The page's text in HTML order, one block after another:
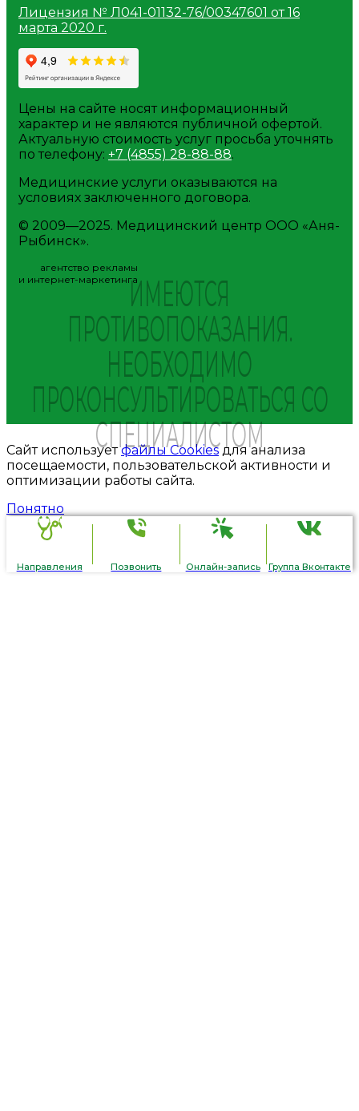
Лицензия № Л041-01132-76/00347601 от 16
марта 2020 г.
Цены на сайте носят информационный
характер и не являются публичной офертой.
Актуальную стоимость услуг просьба уточнять
по телефону: +7 (4855) 28-88-88.
Медицинские услуги оказываются на
условиях заключенного договора.
© 2009—2025. Медицинский центр ООО «Аня-
Рыбинск».
агентство рекламы
и интернет-маркетингаИМЕЮТСЯ
ПРОТИВОПОКАЗАНИЯ.
НЕОБХОДИМО
ПРОКОНСУЛЬТИРОВАТЬСЯ СО
СПЕЦИАЛИСТОМ
Сайт используетфайлы Cookiesдля анализа
посещаемости, пользовательской активности и
оптимизации работы сайта.
Понятно
Направления Позвонить Онлайн-запись Группа Вконтакте